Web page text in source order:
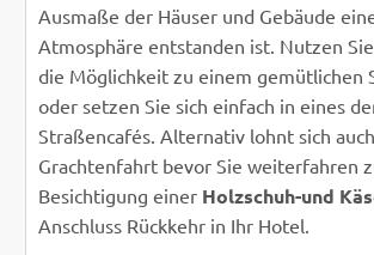
Ausmaße der Häuser und Gebäude
Atmosphäre entstanden ist. Nutzen
die Möglichkeit zu einem gemütlichen
oder setzen Sie sich einfach in eines
Straßencafés. Alternativ lohnt sich
Grachtenfahrt bevor Sie weiterfahren
Besichtigung einer Holzschuh-und
Anschluss Rückkehr in Ihr Hotel.